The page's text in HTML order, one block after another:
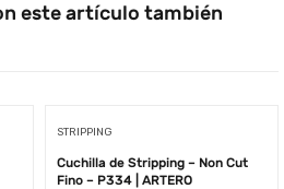
este artículo también
STRIPPING
Cuchilla de Stripping – Non Cut
Fino – P334 | ARTERO